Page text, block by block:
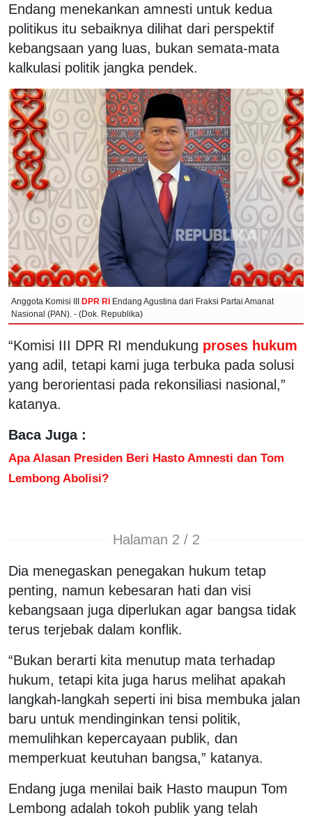
Endang menekankan amnesti untuk kedua
politikus itu sebaiknya dilihat dari perspektif
kebangsaan yang luas, bukan semata-mata
kalkulasi politik jangka pendek.
Anggota Komisi III DPR RI Endang Agustina dari Fraksi Partai Amanat
Nasional (PAN). - (Dok. Republika)
“Komisi III DPR RI mendukung proses hukum
yang adil, tetapi kami juga terbuka pada solusi
yang berorientasi pada rekonsiliasi nasional,”
katanya.
Baca Juga :
Apa Alasan Presiden Beri Hasto Amnesti dan Tom
Lembong Abolisi?
Halaman 2 / 2
Dia menegaskan penegakan hukum tetap
penting, namun kebesaran hati dan visi
kebangsaan juga diperlukan agar bangsa tidak
terus terjebak dalam konflik.
“Bukan berarti kita menutup mata terhadap
hukum, tetapi kita juga harus melihat apakah
langkah-langkah seperti ini bisa membuka jalan
baru untuk mendinginkan tensi politik,
memulihkan kepercayaan publik, dan
memperkuat keutuhan bangsa,” katanya.
Endang juga menilai baik Hasto maupun Tom
Lembong adalah tokoh publik yang telah